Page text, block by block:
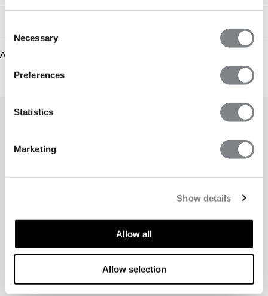
Selection
Necessary
Preferences
Statistics
Marketing
Show details
Allow all
Allow selection
Ähnliche Produkte